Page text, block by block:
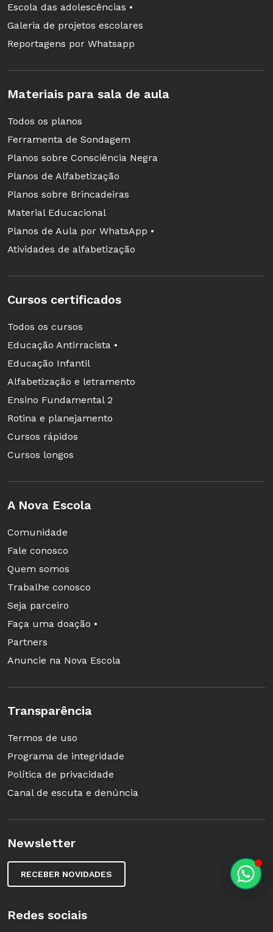
Escola das adolescências •
Galeria de projetos escolares
Reportagens por Whatsapp
Materiais para sala de aula
Todos os planos
Ferramenta de Sondagem
Planos sobre Consciência Negra
Planos de Alfabetização
Planos sobre Brincadeiras
Material Educacional
Planos de Aula por WhatsApp •
Atividades de alfabetização
Cursos certificados
Todos os cursos
Educação Antirracista •
Educação Infantil
Alfabetização e letramento
Ensino Fundamental 2
Rotina e planejamento
Cursos rápidos
Cursos longos
A Nova Escola
Comunidade
Fale conosco
Quem somos
Trabalhe conosco
Seja parceiro
Faça uma doação •
Partners
Anuncie na Nova Escola
Transparência
Termos de uso
Programa de integridade
Política de privacidade
Canal de escuta e denúncia
Newsletter
RECEBER NOVIDADES
Redes sociais